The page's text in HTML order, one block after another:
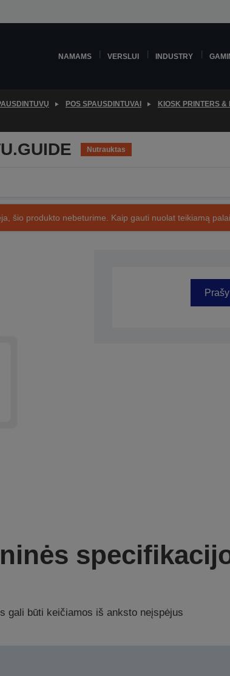
NAMAMS VERSLUI INDUSTRY
POS SPAUSDINTUVAI KIOSK PRINTERS &
Nutrauktas
šio produkto nebeturime. Kaip gauti nuolat teikiamą
gali būti keičiamos iš anksto neįspėjus